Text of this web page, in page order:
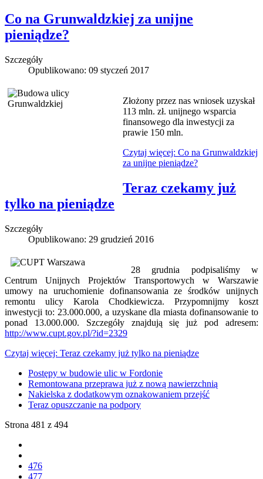
Co na Grunwaldzkiej za unijne
pieniądze?
Szczegóły
Opublikowano: 09 styczeń 2017
Złożony przez nas wniosek uzyskał
113 mln. zł. unijnego wsparcia
finansowego dla inwestycji za
prawie 150 mln.
Czytaj więcej: Co na Grunwaldzkiej
za unijne pieniądze?
Teraz czekamy już
tylko na pieniądze
Szczegóły
Opublikowano: 29 grudzień 2016
28 grudnia podpisaliśmy w
Centrum Unijnych Projektów Transportowych w Warszawie
umowy na uruchomienie dofinansowania ze środków unijnych
remontu ulicy Karola Chodkiewicza. Przypomnijmy koszt
inwestycji to: 23.000.000, a uzyskane dla miasta dofinansowanie to
ponad 13.000.000. Szczegóły znajdują się już pod adresem:
http://www.cupt.gov.pl/?id=2329
Czytaj więcej: Teraz czekamy już tylko na pieniądze
Postępy w budowie ulic w Fordonie
Remontowana przeprawa już z nową nawierzchnią
Nakielska z dodatkowym oznakowaniem przejść
Teraz opuszczanie na podpory
Strona 481 z 494
476
477